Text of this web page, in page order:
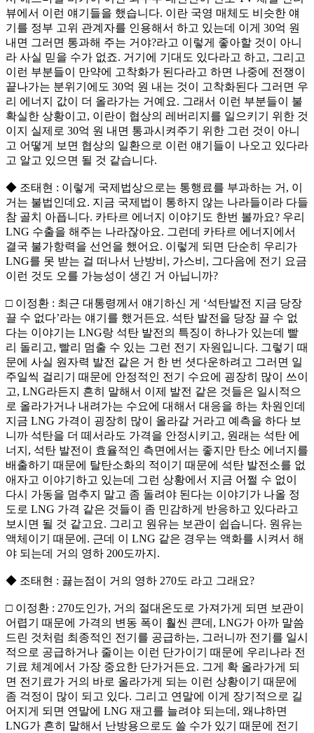
뷰에서 이런 얘기들을 했습니다. 이란 국영 매체도 비슷한 얘
기를 정부 고위 관계자를 인용해서 하고 있는데 이게 30억 원
내면 그러면 통과해 주는 거야?라고 이렇게 좋아할 것이 아니
라 사실 믿을 수가 없죠. 거기에 기대도 있다라고 하고, 그리고
이런 부분들이 만약에 고착화가 된다라고 하면 나중에 전쟁이
끝나가는 분위기에도 30억 원 내는 것이 고착화된다 그러면 우
리 에너지 값이 더 올라가는 거예요. 그래서 이런 부분들이 불
확실한 상황이고, 이란이 협상의 레버리지를 일으키기 위한 것
이지 실제로 30억 원 내면 통과시켜주기 위한 그런 것이 아니
고 어떻게 보면 협상의 일환으로 이런 얘기들이 나오고 있다라
고 알고 있으면 될 것 같습니다.
◆ 조태현 : 이렇게 국제법상으로는 통행료를 부과하는 거, 이
거는 불법인데요. 지금 국제법이 통하지 않는 나라들이라 다들
참 골치 아픕니다. 카타르 에너지 이야기도 한번 볼까요? 우리
LNG 수출을 해주는 나라잖아요. 그런데 카타르 에너지에서
결국 불가항력을 선언을 했어요. 이렇게 되면 단순히 우리가
LNG를 못 받는 걸 떠나서 난방비, 가스비, 그다음에 전기 요금
이런 것도 오를 가능성이 생긴 거 아닙니까?
□ 이정환 : 최근 대통령께서 얘기하신 게 ‘석탄발전 지금 당장
끌 수 없다’라는 얘기를 했거든요. 석탄 발전을 당장 끌 수 없
다는 이야기는 LNG랑 석탄 발전의 특징이 하나가 있는데 빨
리 돌리고, 빨리 멈출 수 있는 그런 전기 자원입니다. 그렇기 때
문에 사실 원자력 발전 같은 거 한 번 셧다운하려고 그러면 일
주일씩 걸리기 때문에 안정적인 전기 수요에 굉장히 많이 쓰이
고, LNG라든지 흔히 말해서 이제 발전 같은 것들은 일시적으
로 올라가거나 내려가는 수요에 대해서 대응을 하는 차원인데
지금 LNG 가격이 굉장히 많이 올라갈 거라고 예측을 하다 보
니까 석탄을 더 떼서라도 가격을 안정시키고, 원래는 석탄 에
너지, 석탄 발전이 효율적인 측면에서는 좋지만 탄소 에너지를
배출하기 때문에 탈탄소화의 적이기 때문에 석탄 발전소를 없
애자고 이야기하고 있는데 그런 상황에서 지금 어쩔 수 없이
다시 가동을 멈추지 말고 좀 돌려야 된다는 이야기가 나올 정
도로 LNG 가격 같은 것들이 좀 민감하게 반응하고 있다라고
보시면 될 것 같고요. 그리고 원유는 보관이 쉽습니다. 원유는
액체이기 때문에. 근데 이 LNG 같은 경우는 액화를 시켜서 해
야 되는데 거의 영하 200도까지.
◆ 조태현 : 끓는점이 거의 영하 270도 라고 그래요?
□ 이정환 : 270도인가, 거의 절대온도로 가져가게 되면 보관이
어렵기 때문에 가격의 변동 폭이 훨씬 큰데, LNG가 아까 말씀
드린 것처럼 최종적인 전기를 공급하는, 그러니까 전기를 일시
적으로 공급하거나 줄이는 이런 단가이기 때문에 우리나라 전
기료 체계에서 가장 중요한 단가거든요. 그게 확 올라가게 되
면 전기료가 거의 바로 올라가게 되는 이런 상황이기 때문에
좀 걱정이 많이 되고 있다. 그리고 연말에 이게 장기적으로 길
어지게 되면 연말에 LNG 재고를 늘려야 되는데, 왜냐하면
LNG가 흔히 말해서 난방용으로도 쓸 수가 있기 때문에 전기